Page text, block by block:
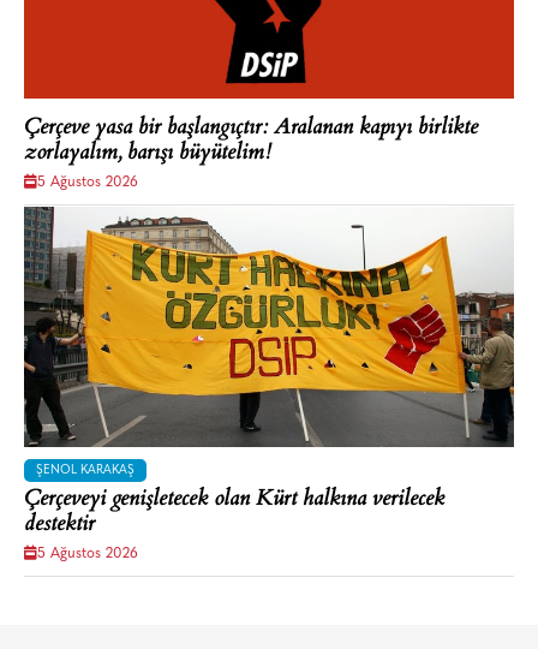
Çerçeve yasa bir başlangıçtır: Aralanan kapıyı birlikte
zorlayalım, barışı büyütelim!
5 Ağustos 2026
ŞENOL KARAKAŞ
Çerçeveyi genişletecek olan Kürt halkına verilecek
destektir
5 Ağustos 2026